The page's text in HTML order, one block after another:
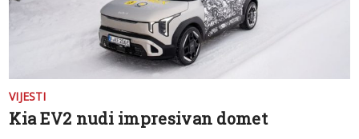
VIJESTI
Kia EV2 nudi impresivan domet